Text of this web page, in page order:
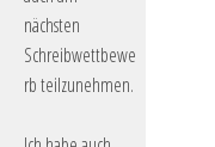
nächsten
Schreibwettbewe
rb teilzunehmen.